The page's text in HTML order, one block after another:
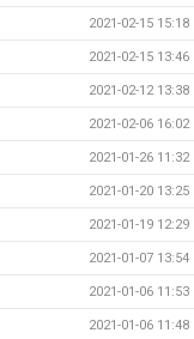
2021-02-15 15:18
2021-02-15 13:46
2021-02-12 13:38
2021-02-06 16:02
2021-01-26 11:32
2021-01-20 13:25
2021-01-19 12:29
2021-01-07 13:54
2021-01-06 11:53
2021-01-06 11:48